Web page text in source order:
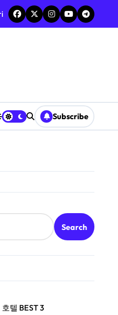
Subscribe
Search
텔 BEST 3